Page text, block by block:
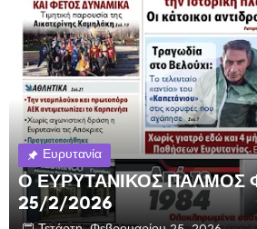
Ευρυτανία
Ο ΕΥΡΥΤΑΝΙΚΟΣ ΠΑΛΜΟΣ
25/2/2026